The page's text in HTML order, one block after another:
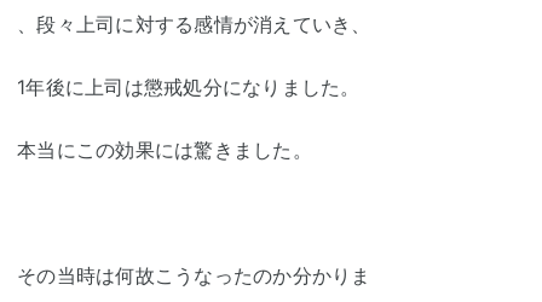
、段々上司に対する感情が消えていき、
1年後に上司は懲戒処分になりました。
本当にこの効果には驚きました。
その当時は何故こうなったのか分かりま